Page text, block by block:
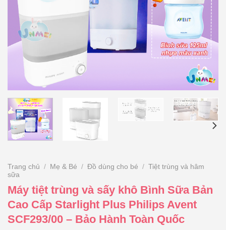
Trang chủ / Mẹ & Bé / Đồ dùng cho bé / Tiệt trùng và hâm
sữa
Máy tiệt trùng và sấy khô Bình Sữa Bản
Cao Cấp Starlight Plus Philips Avent
SCF293/00 – Bảo Hành Toàn Quốc